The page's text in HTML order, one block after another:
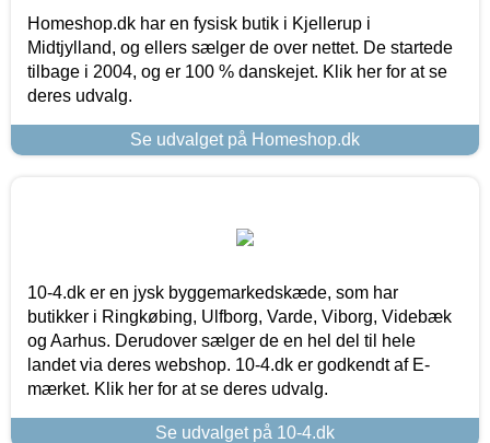
Homeshop.dk har en fysisk butik i Kjellerup i
Midtjylland, og ellers sælger de over nettet. De startede
tilbage i 2004, og er 100 % danskejet. Klik her for at se
deres udvalg.
Se udvalget på Homeshop.dk
10-4.dk er en jysk byggemarkedskæde, som har
butikker i Ringkøbing, Ulfborg, Varde, Viborg, Videbæk
og Aarhus. Derudover sælger de en hel del til hele
landet via deres webshop. 10-4.dk er godkendt af E-
mærket. Klik her for at se deres udvalg.
Se udvalget på 10-4.dk